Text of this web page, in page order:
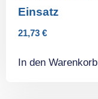
Einsatz
21,73 €
In den Warenkorb